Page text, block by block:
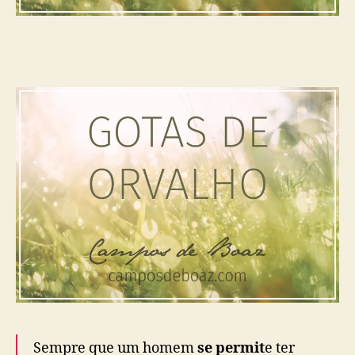
o
Sempre que um homemse permite ter